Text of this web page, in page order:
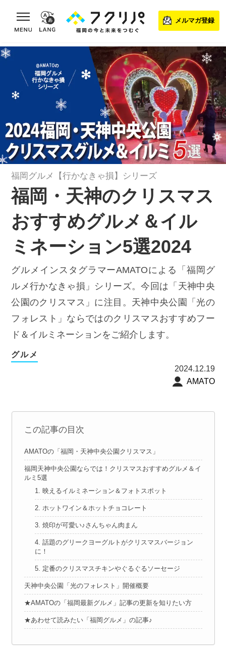
toggle navigation
メルマガ登録
福岡グルメ【行かなきゃ損】シリーズ
福岡・天神のクリスマス
おすすめグルメ＆イル
ミネーション5選2024
グルメインスタグラマーAMATOによる「福岡グ
ルメ行かなきゃ損」シリーズ。今回は「天神中央
公園のクリスマス」に注目。天神中央公園「光の
フォレスト」ならではのクリスマスおすすめフー
ド＆イルミネーションをご紹介します。
グルメ
2024.12.19
AMATO
この記事の目次
AMATOの「福岡・天神中央公園クリスマス」
福岡天神中央公園ならでは！クリスマスおすすめグルメ＆イ
ルミ5選
1. 映えるイルミネーション＆フォトスポット
2. ホットワイン＆ホットチョコレート
3. 焼印が可愛い♪さんちゃん肉まん
4. 話題のグリークヨーグルトがクリスマスバージョン
に！
5. 定番のクリスマスチキンやぐるぐるソーセージ
天神中央公園「光のフォレスト」開催概要
★AMATOの「福岡最新グルメ」記事の更新を知りたい方
★あわせて読みたい「福岡グルメ」の記事♪